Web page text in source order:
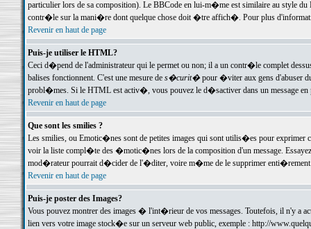
particulier lors de sa composition). Le BBCode en lui-m�me est similaire au style
contr�le sur la mani�re dont quelque chose doit �tre affich�. Pour plus
Revenir en haut de page
Puis-je utiliser le HTML?
Ceci d�pend de l'administrateur qui le permet ou non; il a un contr�le complet
balises fonctionnent. C'est une mesure de s�curit�pour �viter aux gens d'abuser
probl�mes. Si le HTML est activ�, vous pouvez le d�sactiver dans un message en
Revenir en haut de page
Que sont les smilies ?
Les smilies, ou Emotic�nes sont de petites images qui sont utilis�es pour exprimer
voir la liste compl�te des �motic�nes lors de la composition d'un message.
mod�rateur pourrait d�cider de l'�diter, voire m�me de le supprimer
Revenir en haut de page
Puis-je poster des Images?
Vous pouvez montrer des images � l'int�rieur de vos messages. Toutefois, il n'y a
lien vers votre image stock�e sur un serveur web public, exemple : http://